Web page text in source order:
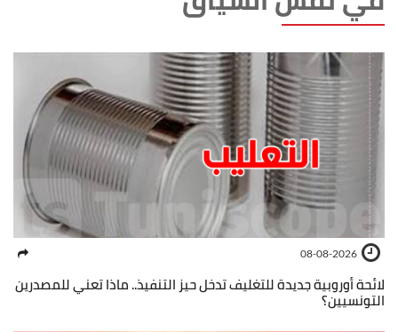
08-08-2026
لائحة أوروبية جديدة للتغليف تدخل حيز التنفيذ.. ماذا تعني للمصدرين
التونسيين؟